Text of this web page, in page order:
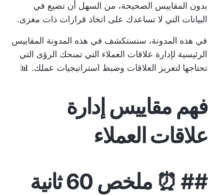
بدون المقاييس الصحيحة، من السهل أن تضيع في
البيانات التي لا تساعدك على اتخاذ قرارات ذات مغزى.
في هذه المدونة، سنستكشف في هذه المدونة المقاييس
الرئيسية لإدارة علاقات العملاء التي تمنحك الرؤى التي
تحتاجها لتعزيز العلاقات وضبط استراتيجيات عملك. 📊
فهم مقاييس إدارة
علاقات العملاء
## ⏰ ملخص 60 ثانية